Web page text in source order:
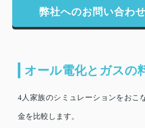
弊社へのお問い合わ
オール電化とガスの
4人家族のシミュレーションをおこ
金を比較します。